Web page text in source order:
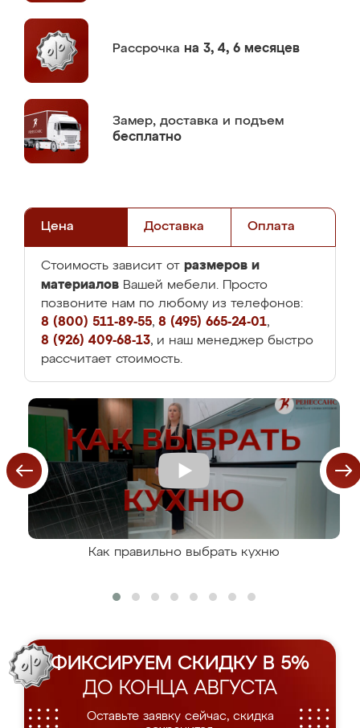
Рассрочка на 3, 4, 6 месяцев
Замер, доставка и подъем
бесплатно
Цена Доставка Оплата
Стоимость зависит от размеров и
материалов Вашей мебели. Просто
позвоните нам по любому из телефонов:
8 (800) 511-89-55, 8 (495) 665-24-01,
8 (926) 409-68-13, и наш менеджер быстро
рассчитает стоимость.
Как правильно выбрать кухню
ФИКСИРУЕМ СКИДКУ В 5%
ДО КОНЦА АВГУСТА
Оставьте заявку сейчас, скидка